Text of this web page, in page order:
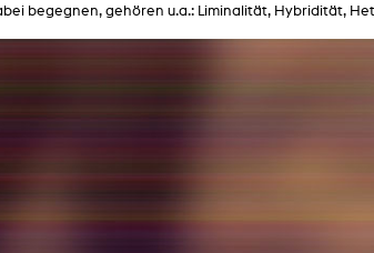
begegnen, gehören u.a.: Liminalität, Hybridität,
Equal Opportunities
Useful help / contacts